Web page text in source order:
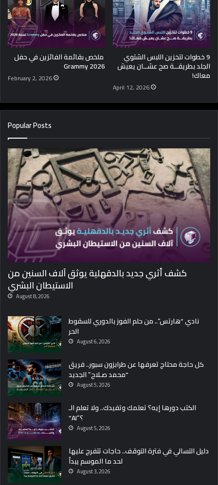
9 خطوات لتخزين اللبس الشتوي
الجلد بطريقــة صح عشــان يعيش
معاك!
April 12, 2026
ملخص بقائمة الفائزين في حفل
Grammy 2026
February 2, 2026
Popular Posts
كشف أثري جديد بالدقهلية يوثق آلاف السنين من
الاستيطان البشري
August 8, 2026
نادي “هارتس”.. من حلم الفوز بالدوري للسقوط
الحر
August 6, 2026
كل حاجة محتاج تعرفها عن طرابزون سبور.. فريق
“محمد صـلاح” الجديد
August 5, 2026
الكتب دورها إيه؟ تعلمك وتفيدك.. ولا تعلم الـ
“AI”؟
August 5, 2026
دليل التسالي في فترة التوقف.. حاجات تتفرج عليها
لحد ما الموسم يبدأ
August 3, 2026